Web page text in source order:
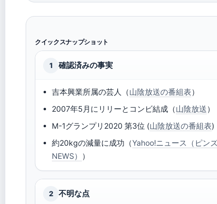
クイックスナップショット
1 確認済みの事実
吉本興業所属の芸人（山陰放送の番組表）
2007年5月にリリーとコンビ結成（山陰放送）
M-1グランプリ2020 第3位 (山陰放送の番組表)
約20kgの減量に成功（Yahoo!ニュース（ピン
NEWS） ）
2 不明な点